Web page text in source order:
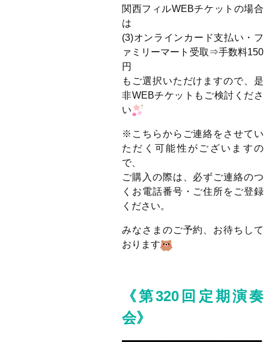
関西フィルWEBチケットの場合
は
(3)オンラインカード支払い・フ
ァミリーマート受取⇒手数料150
円
もご選択いただけますので、是
非WEBチケットもご検討くださ
い
※こちらからご連絡をさせてい
ただく可能性がございますの
で、
ご購入の際は、必ずご連絡のつ
くお電話番号・ご住所をご登録
ください。
みなさまのご予約、お待ちして
おります
《第320回定期演奏
会》